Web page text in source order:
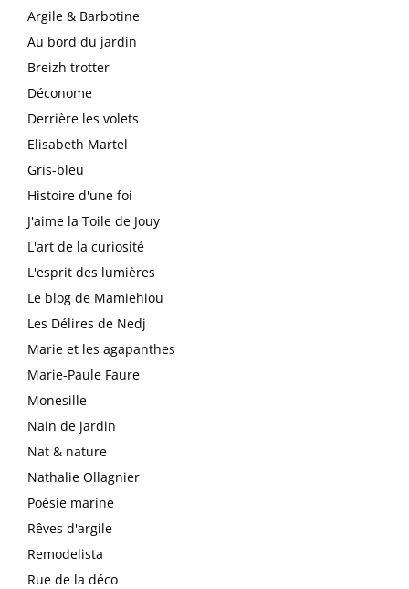
Argile & Barbotine
Au bord du jardin
Breizh trotter
Déconome
Derrière les volets
Elisabeth Martel
Gris-bleu
Histoire d'une foi
J'aime la Toile de Jouy
L'art de la curiosité
L'esprit des lumières
Le blog de Mamiehiou
Les Délires de Nedj
Marie et les agapanthes
Marie-Paule Faure
Monesille
Nain de jardin
Nat & nature
Nathalie Ollagnier
Poésie marine
Rêves d'argile
Remodelista
Rue de la déco